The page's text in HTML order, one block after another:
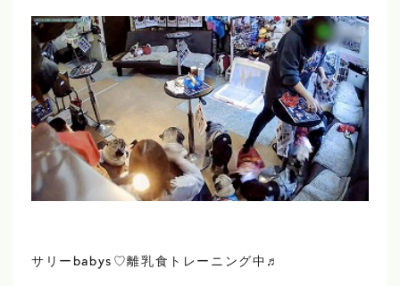
サリーbabys♡離乳食トレーニング中♬